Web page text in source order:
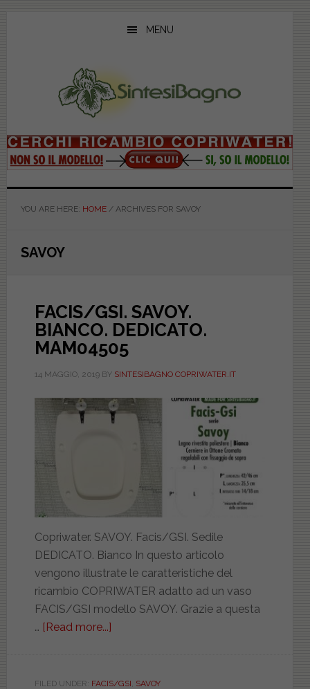
MENU
YOU ARE HERE: HOME /ARCHIVES FOR SAVOY
SAVOY
FACIS/GSI. SAVOY.
BIANCO. DEDICATO.
MAM04505
14 MAGGIO, 2019BY SINTESIBAGNO COPRIWATER.IT
Copriwater. SAVOY. Facis/GSI. Sedile
DEDICATO. Bianco In questo articolo
vengono illustrate le caratteristiche del
ricambio COPRIWATER adatto ad un vaso
FACIS/GSI modello SAVOY. Grazie a questa
… [Read more...]
BIANCO.
FILED UNDER: FACIS/GSI SAVOY